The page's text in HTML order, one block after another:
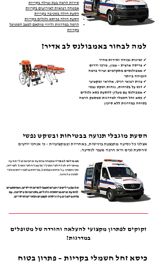
שירות הרמה בעת נפילה בקריות
אבטחה רפואית לאירועים בקריות
הסעת חולה בשכיבה בקריות
הסעת חולה בכיסא גלגלים בקריות
הרמה במדרגות וליווי מותאם למצב המטופל
בקריות
למה לבחור באמבולנס לב אדיר?
✔ זמינות גבוהה ושירות מהיר
✔ פריסה ארצית – צפון, מרכז ודרום
✔ אמבולנסים מתקדמים וציוד ברמה
הגבוהה ביותר
✔ צוות רפואי רגיש, אחראי ומקצועי
✔ דגש על בטיחות, נוחות ושקט נפשי
✔ אמבולנס עם מעלון להסעת כסא גלגלים
✔ כסא זחל חשמלי למדרגות שמספק הרמה
בטוחה במדרגות ללא סיכון
הסעת מוגבלי תנועה בבטיחות ובשקט נפשי
אצלנו כל נסיעה מתבצעת ברגישות, באחריות ובמקצועיות – כי אנחנו יודעים
שהסעת נכים היא הרבה מעבר לנסיעה.
אמבולנס לב אדירמתמחה בהסעת נכים ומוגבלי תנועה
מהקריות לכל חלקי הארץ ו/או מכל חלקי הארץ לקריות ,
תוך הקפדה על נוחות המטופל, בטיחות מלאה ויחס אנושי
לאורך כל הדרך.
אנו מפעילים צי רכבים ואמבולנסים חדישים, המותאמים
להסעת נכים בכיסאות גלגלים, בשכיבה או בישיבה, עם
צוות מיומן ובעל רגישות למצבים רפואיים ואישיים.
זקוקים לפתרון מקצועי להעלאה והורדה של מטופלים
במדרגות?
כיסא זחל חשמלי בקריות – פתרון בטוח